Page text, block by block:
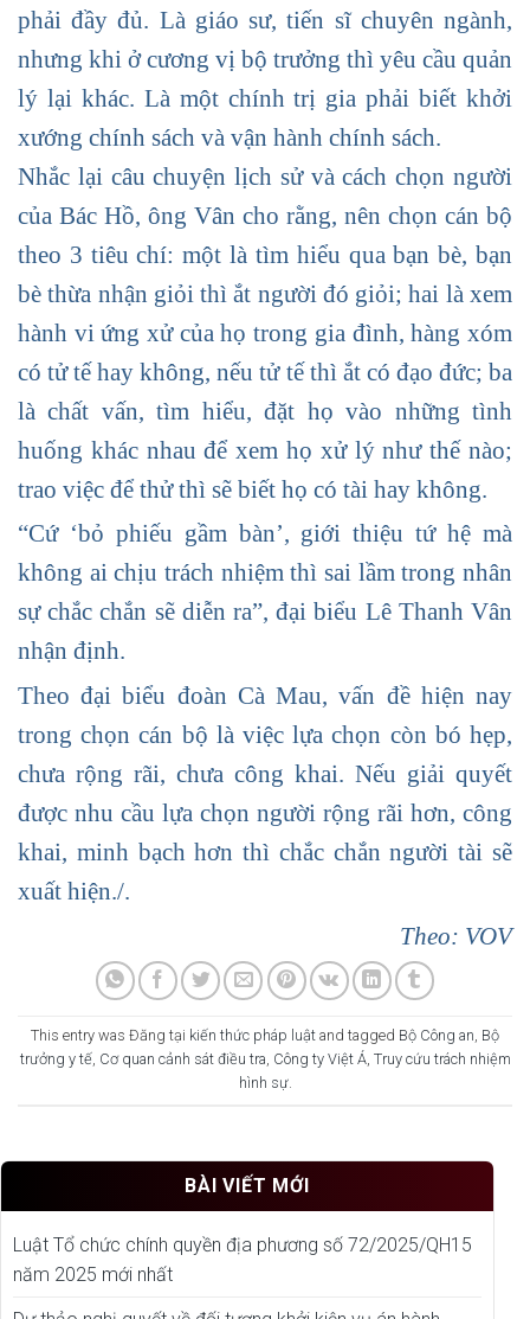
phải đầy đủ. Là giáo sư, tiến sĩ chuyên ngành,
nhưng khi ở cương vị bộ trưởng thì yêu cầu quản
lý lại khác. Là một chính trị gia phải biết khởi
xướng chính sách và vận hành chính sách.
Nhắc lại câu chuyện lịch sử và cách chọn người
của Bác Hồ, ông Vân cho rằng, nên chọn cán bộ
theo 3 tiêu chí: một là tìm hiểu qua bạn bè, bạn
bè thừa nhận giỏi thì ắt người đó giỏi; hai là xem
hành vi ứng xử của họ trong gia đình, hàng xóm
có tử tế hay không, nếu tử tế thì ắt có đạo đức; ba
là chất vấn, tìm hiểu, đặt họ vào những tình
huống khác nhau để xem họ xử lý như thế nào;
trao việc để thử thì sẽ biết họ có tài hay không.
“Cứ ‘bỏ phiếu gầm bàn’, giới thiệu tứ hệ mà
không ai chịu trách nhiệm thì sai lầm trong nhân
sự chắc chắn sẽ diễn ra”, đại biểu Lê Thanh Vân
nhận định.
Theo đại biểu đoàn Cà Mau, vấn đề hiện nay
trong chọn cán bộ là việc lựa chọn còn bó hẹp,
chưa rộng rãi, chưa công khai. Nếu giải quyết
được nhu cầu lựa chọn người rộng rãi hơn, công
khai, minh bạch hơn thì chắc chắn người tài sẽ
xuất hiện./.
Theo: VOV
This entry was Đăng tại kiến thức pháp luật and tagged Bộ Công an, Bộ
trưởng y tế, Cơ quan cảnh sát điều tra, Công ty Việt Á, Truy cứu trách nhiệm
hình sự.
BÀI VIẾT MỚI
Luật Tổ chức chính quyền địa phương số 72/2025/QH15
năm 2025 mới nhất